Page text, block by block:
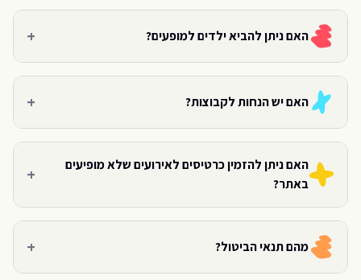
האם ניתן להביא ילדים למופעים? +
האם יש הנחות לקבוצות? +
האם ניתן להזמין כרטיסים לאירועים שלא מופיעים
באתר?
+
מהם תנאי הביטול? +